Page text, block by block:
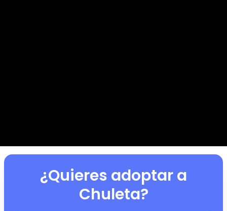
¿Quieres adoptar a
Chuleta?